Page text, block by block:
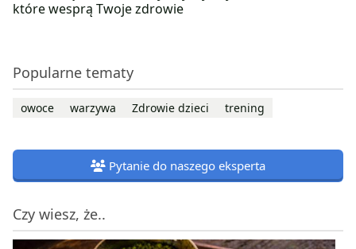
które wesprą Twoje zdrowie
Popularne tematy
owoce warzywa Zdrowie dzieci trening
Pytanie do naszego eksperta
Czy wiesz, że..